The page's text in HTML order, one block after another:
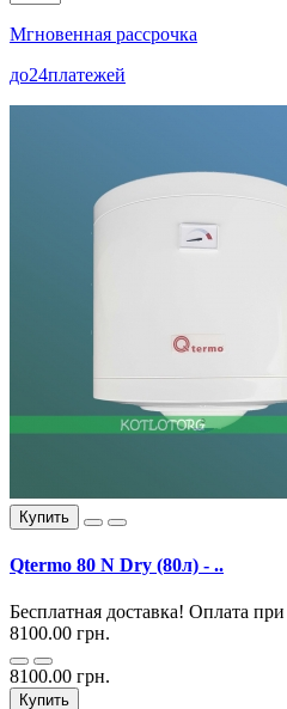
Мгновенная рассрочка
до24платежей
Купить
Qtermo 80 N Dry (80л) - ..
Бесплатная доставка! Оплата
8100.00 грн.
8100.00 грн.
Купить